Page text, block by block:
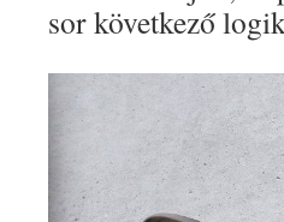
sor következő